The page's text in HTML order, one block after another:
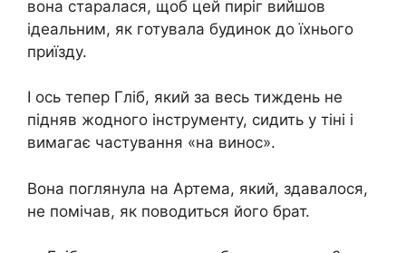
вона старалася, щоб цей пиріг вийшов
ідеальним, як готувала будинок до їхнього
приїзду.
І ось тепер Гліб, який за весь тиждень не
підняв жодного інструменту, сидить у тіні і
вимагає частування «на винос».
Вона поглянула на Артема, який, здавалося,
не помічав, як поводиться його брат.